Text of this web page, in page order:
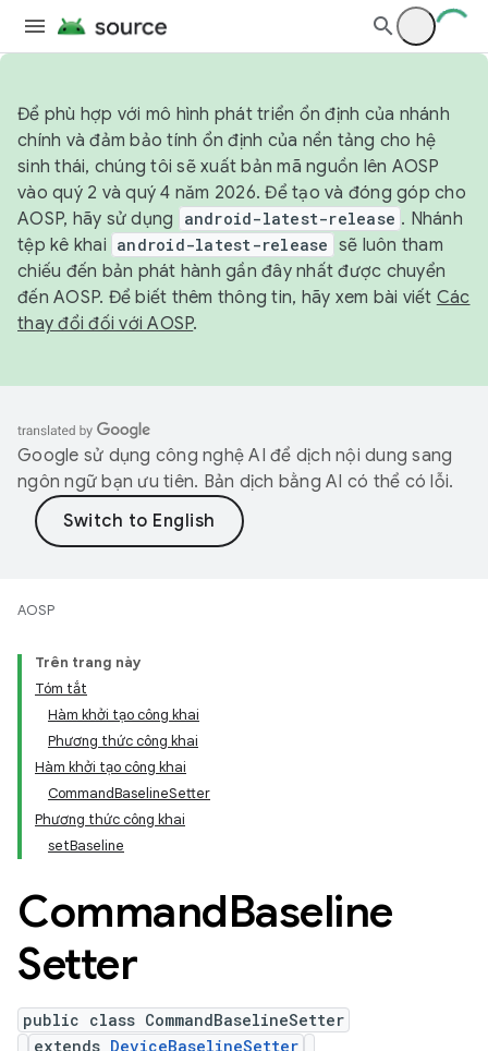
Để phù hợp với mô hình phát triển ổn định của nhánh
chính và đảm bảo tính ổn định của nền tảng cho hệ
sinh thái, chúng tôi sẽ xuất bản mã nguồn lên AOSP
vào quý 2 và quý 4 năm 2026. Để tạo và đóng góp cho
AOSP, hãy sử dụng
android-latest-release . Nhánh
tệp kê khai android-latest-release sẽ luôn tham
chiếu đến bản phát hành gần đây nhất được chuyển
đến AOSP. Để biết thêm thông tin, hãy xem bài viết Các
thay đổi đối với AOSP.
Google sử dụng công nghệ AI để dịch nội dung sang
ngôn ngữ bạn ưu tiên. Bản dịch bằng AI có thể có lỗi.
AOSP
Trên trang này
Tóm tắt
Hàm khởi tạo công khai
Phương thức công khai
Hàm khởi tạo công khai
CommandBaselineSetter
Phương thức công khai
setBaseline
CommandBaseline
Setter
public class CommandBaselineSetter
extends DeviceBaselineSetter